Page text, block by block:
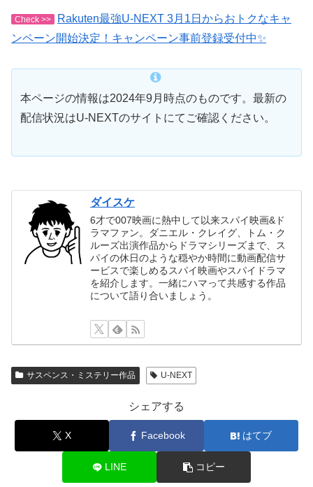
Check >>
Rakuten最強U-NEXT 3月1日からおトクなキャ
ンペーン開始決定！キャンペーン事前登録受付中✨
本ページの情報は2024年9月時点のものです。最新の
配信状況はU-NEXTのサイトにてご確認ください。
ダイスケ
6才で007映画に熱中して以来スパイ映画&ド
ラマファン。ダニエル・クレイグ、トム・ク
ルーズ出演作品からドラマシリーズまで、ス
パイの休日のような穏やか時間に動画配信サ
ービスで楽しめるスパイ映画やスパイドラマ
を紹介します。一緒にハマって共感する作品
について語り合いましょう。
サスペンス・ミステリー作品 U-NEXT
シェアする
X Facebook はてブ
LINE コピー